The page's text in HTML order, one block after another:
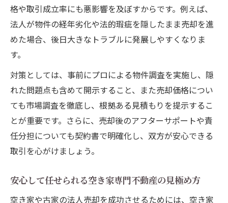
格や取引成立率にも悪影響を及ぼすからです。例えば、
法人が物件の経年劣化や法的瑕疵を隠したまま売却を進
めた場合、後日大きなトラブルに発展しやすくなりま
す。
対策としては、事前にプロによる物件調査を実施し、隠
れた問題点も含めて開示すること、また売却価格につい
ても市場調査を徹底し、根拠ある見積もりを提示するこ
とが重要です。さらに、売却後のアフターサポートや責
任分担についても契約書で明確化し、双方が安心できる
取引を心がけましょう。
安心して任せられる空き家専門不動産の見極め方
空き家や古家の法人売却を成功させるためには、空き家